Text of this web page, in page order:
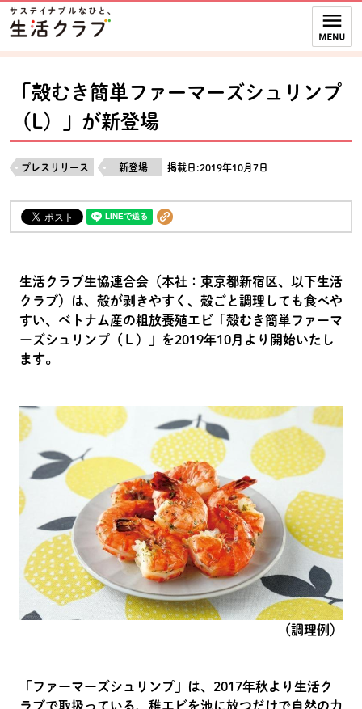
ページの先頭です。
本文へジャンプする。
ここからサイト内共通メニューです。
サイト内共通メニューをスキップする
サイト内共通メニューここまで。
「殻むき簡単ファーマーズシュリンプ
（L）」が新登場
プレスリリース 新登場 掲載日:2019年10月7日
生活クラブ生協連合会（本社：東京都新宿区、以下生活
クラブ）は、殻が剥きやすく、殻ごと調理しても食べや
すい、ベトナム産の粗放養殖エビ「殻むき簡単ファーマ
ーズシュリンプ（Ｌ）」を2019年10月より開始いたし
ます。
（調理例）
「ファーマーズシュリンプ」は、2017年秋より生活ク
ラブで取扱っている、稚エビを池に放つだけで自然の力